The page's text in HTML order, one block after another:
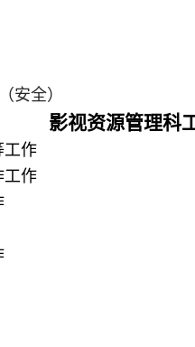
安全）
影视资源管理科
工作
工作